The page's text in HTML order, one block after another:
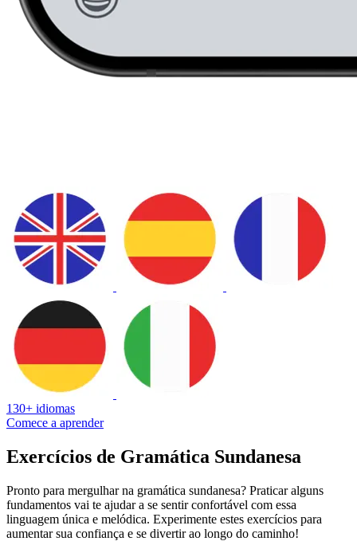
130+ idiomas
Comece a aprender
Exercícios de Gramática Sundanesa
Pronto para mergulhar na gramática sundanesa? Praticar alguns
fundamentos vai te ajudar a se sentir confortável com essa
linguagem única e melódica. Experimente estes exercícios para
aumentar sua confiança e se divertir ao longo do caminho!